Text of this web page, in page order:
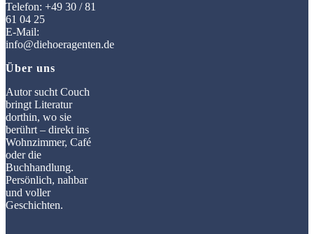
Telefon: +49 30 / 81
61 04 25
E-Mail:
info@diehoeragenten.de
Über uns
Autor sucht Couch
bringt Literatur
dorthin, wo sie
berührt – direkt ins
Wohnzimmer, Café
oder die
Buchhandlung.
Persönlich, nahbar
und voller
Geschichten.